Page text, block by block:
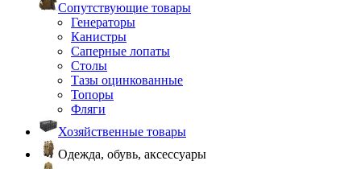
Сопутствующие товары
Генераторы
Канистры
Саперные лопаты
Столы
Тазы оцинкованные
Топоры
Фляги
Хозяйственные товары
Одежда, обувь, аксессуары